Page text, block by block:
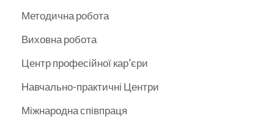
Методична робота
Виховна робота
Центр професійної кар’єри
Навчально-практичні Центри
Міжнародна співпраця